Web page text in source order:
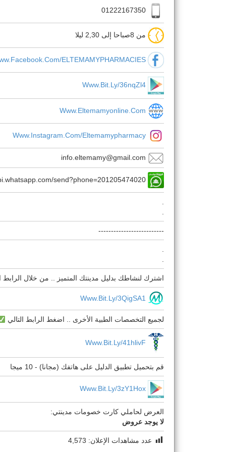
من 8صباحا إلى 2,30 ليلا
ELTEMAMYPHARMACIES
Www.bit.ly/36nqZl4
Www.eltemamyonline.com
Www.instagram.com/eltemamypharmacy
info.eltemamy@gmail.com
--------------------------
اشترك لنشاطك بدليل مدينتك المتميز .. من خلال الرابط
Www.bit.ly/3QigSA1
لجميع التخصصات الطبية الأخرى .. اضغط الرابط التالي
Www.bit.ly/41hlivF
قم بتحميل تطبيق الدليل على هاتفك (مجانا) - 10 ميجا
Www.bit.ly/3zY1Hox
العرض لحاملي كارت خصومات مدينتي:
لا يوجد عروض
عدد مشاهدات الإعلان: 4,573